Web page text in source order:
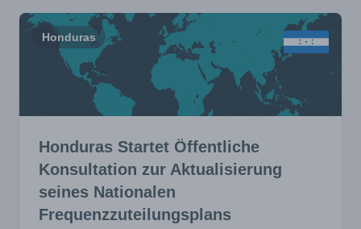
Honduras
Honduras Startet Öffentliche
Konsultation zur Aktualisierung
seines Nationalen
Frequenzzuteilungsplans